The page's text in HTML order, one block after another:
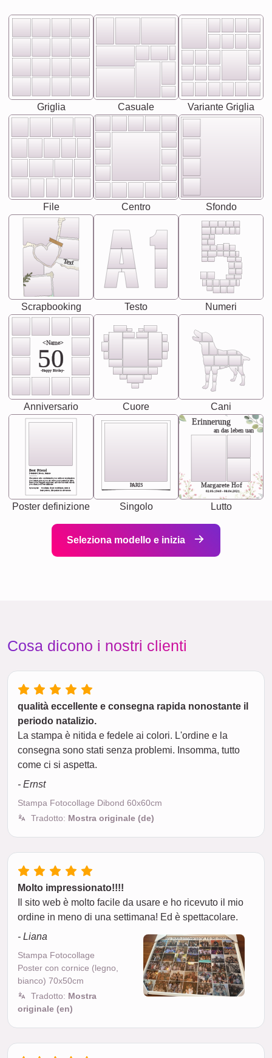
Griglia Casuale Variante Griglia
File Centro Sfondo
Text
Scrapbooking Testo Numeri
<Name>
50
-Happy Birday-
Anniversario Cuore Cani
Best Friend
[<NAME>] Noun, feminie
Synonyms: Soulmate, closet confidante, sister at
heart person, life partner in adventure.
The person who understands you without explanation
you accepts just as you are. She's your partner in life's,
chaos your biggest supporter, and the one with whom
you share your best memories.
Poster definizione
PARIS
Singolo
Erinnerung
an das leben uan
Margarete Hof
02.05.1940 - 08.04.2021
Lutto
Seleziona modello e inizia
Cosa dicono i nostri clienti
qualità eccellente e consegna rapida nonostante il
periodo natalizio.
La stampa è nitida e fedele ai colori. L'ordine e la
consegna sono stati senza problemi. Insomma, tutto
come ci si aspetta.
- Ernst
Stampa Fotocollage Dibond 60x60cm
Tradotto: Mostra originale (de)
Molto impressionato!!!!
Il sito web è molto facile da usare e ho ricevuto il mio
ordine in meno di una settimana! Ed è spettacolare.
- Liana
Stampa Fotocollage
Poster con cornice (legno,
bianco) 70x50cm
Tradotto: Mostra
originale (en)